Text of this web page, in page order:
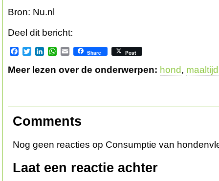
Bron: Nu.nl
Deel dit bericht:
Facebook
TwitterLinkedInWhatsApp
EmailShare Post
Meer lezen over de onderwerpen: hond, maaltijd
Comments
Nog geen reacties op Consumptie van
Laat een reactie achter